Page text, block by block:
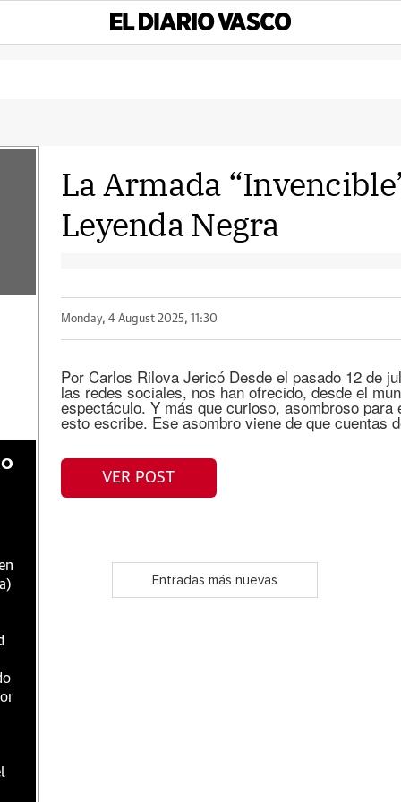
La Armada
Leyenda Negra
Monday, 4 August 2025, 11:30
Por Carlos Rilova Jericó Desde el pasado 12 de
las redes sociales, nos han ofrecido, desde el
espectáculo. Y más que curioso, asombroso
esto escribe. Ese asombro viene de que cuentas
VER POST
Entradas más nuevas